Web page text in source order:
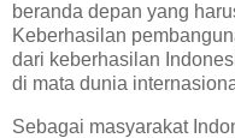
beranda depan yang
Keberhasilan
dari keberhasilan
di mata dunia
Sebagai masyarakat